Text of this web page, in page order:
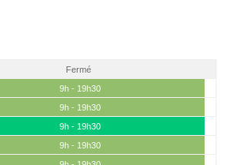
Fermé
9h - 19h30
9h - 19h30
9h - 19h30
9h - 19h30